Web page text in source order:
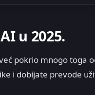
u 2025.
pokrio mnogo toga
i dobijate prevode